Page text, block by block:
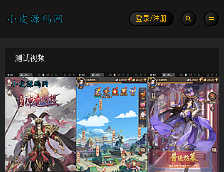
登录/注册
测试视频